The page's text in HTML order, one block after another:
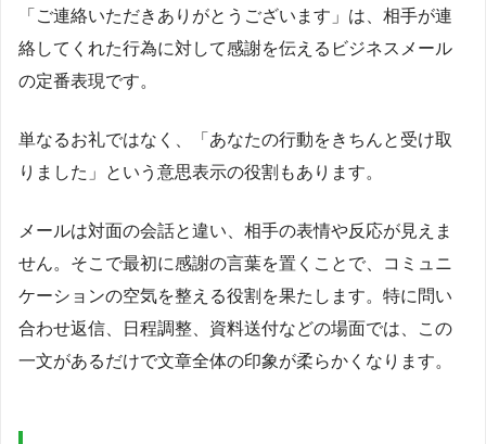
「ご連絡いただきありがとうございます」は、相手が連
絡してくれた行為に対して感謝を伝えるビジネスメール
の定番表現です。
単なるお礼ではなく、「あなたの行動をきちんと受け取
りました」という意思表示の役割もあります。
メールは対面の会話と違い、相手の表情や反応が見えま
せん。そこで最初に感謝の言葉を置くことで、コミュニ
ケーションの空気を整える役割を果たします。特に問い
合わせ返信、日程調整、資料送付などの場面では、この
一文があるだけで文章全体の印象が柔らかくなります。